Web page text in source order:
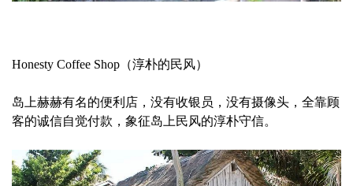
Honesty Coffee Shop（淳朴的民风）
岛上赫赫有名的便利店，没有收银员，没有摄像头，全靠顾
客的诚信自觉付款，象征岛上民风的淳朴守信。